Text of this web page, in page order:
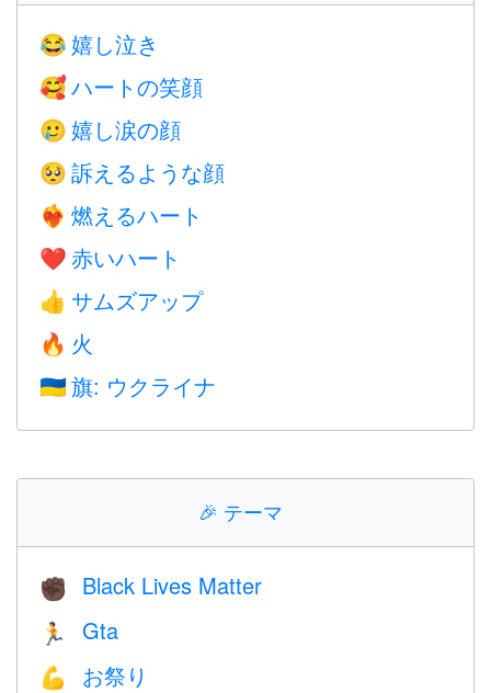
😂 嬉し泣き
🥰 ハートの笑顔
🥲 嬉し涙の顔
🥺 訴えるような顔
❤️‍🔥 燃えるハート
❤️ 赤いハート
👍 サムズアップ
🔥 火
🇺🇦 旗: ウクライナ
🎉 テーマ
✊🏿 Black Lives Matter
🏃 Gta
💪 お祭り